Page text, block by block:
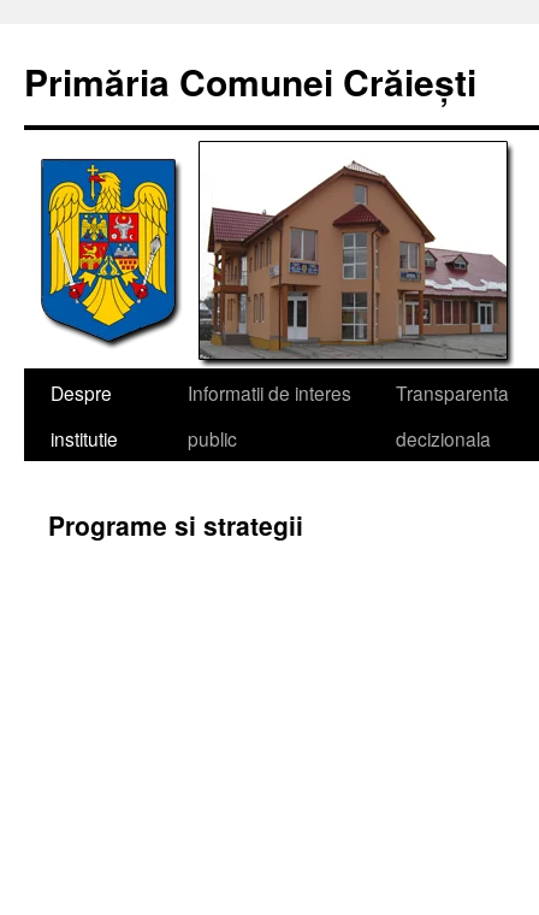
conținut
Primăria Comunei Crăiești
Despre
institutie
Informatii de interes
public
Transparenta
decizionala
Programe si strategii